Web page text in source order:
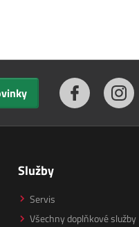
Služby
Servis
Všechny doplňkové služby